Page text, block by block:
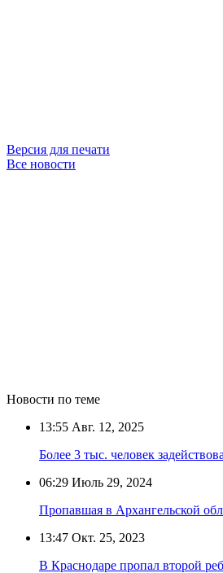
Версия для печати
Все новости
Новости по теме
13:55 Авг. 12, 2025
Более 3 тыс. человек
06:29 Июль 29, 2024
Пропавшая в Архангельской
13:47 Окт. 25, 2023
В Краснодаре пропал второй